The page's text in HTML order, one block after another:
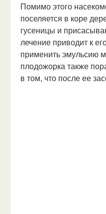
Помимо этого
поселяется в коре
гусеницы и
лечение приводит к
применить эмульсию
плодожорка также
в том, что после ее